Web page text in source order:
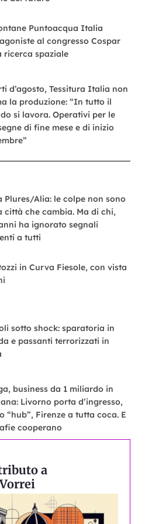
Puntoacqua Italia
al congresso Cospar
ricerca spaziale
d’agosto, Tessitura Italia non
la produzione: “In tutto il
si lavora. Operativi per le
di fine mese e di inizio
Plures/Alia: le colpe non sono
città che cambia. Ma di chi,
ha ignorato segnali
a tutti
in Curva Fiesole, con vista
sotto shock: sparatoria in
e passanti terrorizzati in
business da 1 miliardo in
Livorno porta d’ingresso,
“hub”, Firenze a tutta coca. E
cooperano
a